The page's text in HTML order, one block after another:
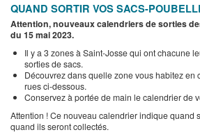
QUAND SORTIR VOS SACS-
Attention, nouveaux calendriers de sorties
du 15 mai 2023.
Il y a 3 zones à Saint-Josse qui ont chacune
sorties de sacs.
Découvrez dans quelle zone vous habitez en
rues ci-dessous.
Conservez à portée de main le calendrier de
Attention ! Ce nouveau calendrier indique quand
quand ils seront collectés.